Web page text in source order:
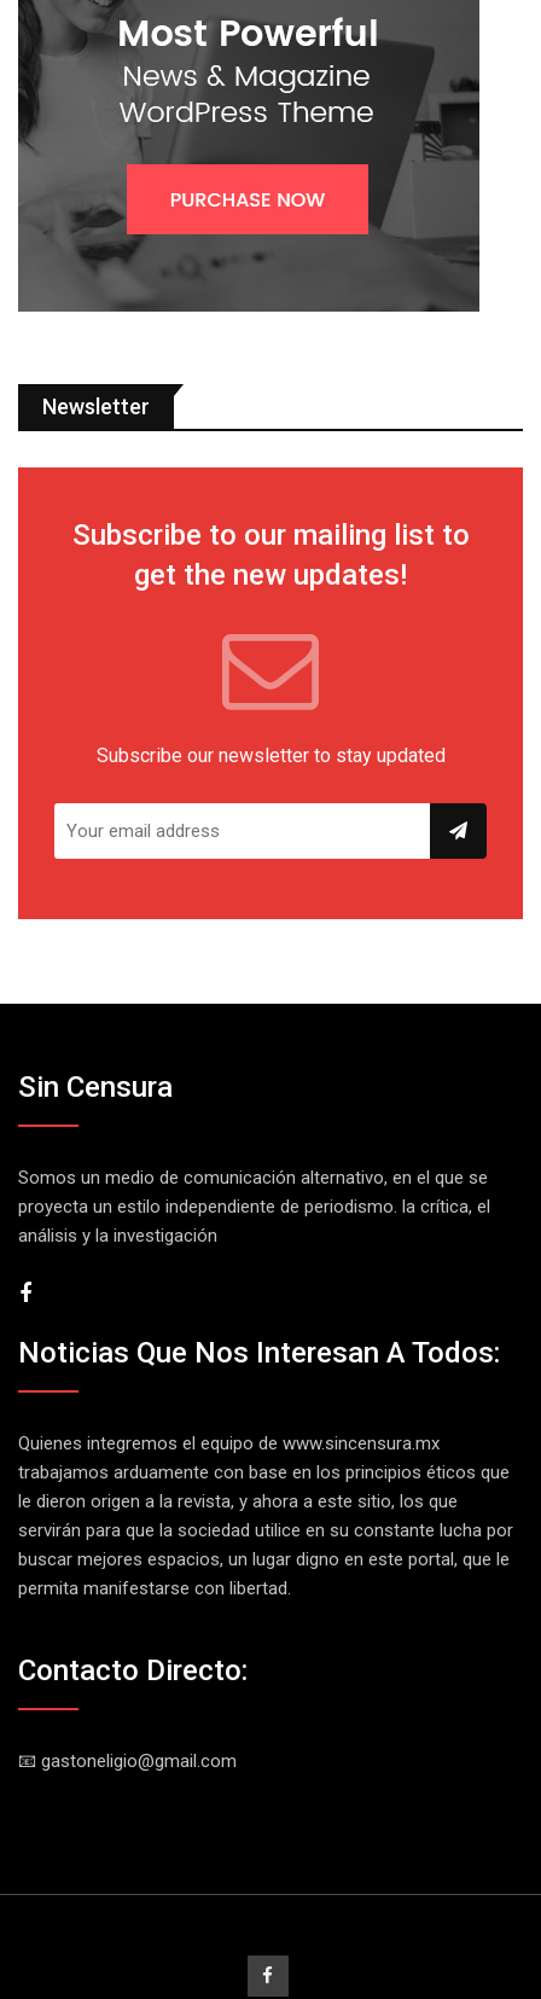
Newsletter
Subscribe to our mailing list to
get the new updates!
Subscribe our newsletter to stay updated
Sin Censura
Somos un medio de comunicación alternativo, en el que se
proyecta un estilo independiente de periodismo. la crítica, el
análisis y la investigación
Noticias Que Nos Interesan A Todos:
Quienes integremos el equipo de www.sincensura.mx
trabajamos arduamente con base en los principios éticos que
le dieron origen a la revista, y ahora a este sitio, los que
servirán para que la sociedad utilice en su constante lucha por
buscar mejores espacios, un lugar digno en este portal, que le
permita manifestarse con libertad.
Contacto Directo:
📧 gastoneligio@gmail.com